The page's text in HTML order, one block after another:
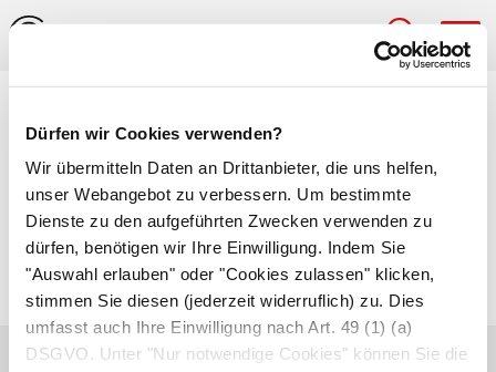
Dürfen wir Cookies verwenden?
Wir übermitteln Daten an Drittanbieter, die uns helfen,
unser Webangebot zu verbessern. Um bestimmte
Dienste zu den aufgeführten Zwecken verwenden zu
dürfen, benötigen wir Ihre Einwilligung. Indem Sie
"Auswahl erlauben" oder "Cookies zulassen" klicken,
stimmen Sie diesen (jederzeit widerruflich) zu. Dies
umfasst auch Ihre Einwilligung nach Art. 49 (1) (a)
DSGVO. Unter "Nur notwendige Cookies" können Sie die
Kopfschwarte
Auf demSchädelaufsitzende
Weichteilstrukturen. Hierzu zählen Haare,
Kopfhaut und Sehnen.